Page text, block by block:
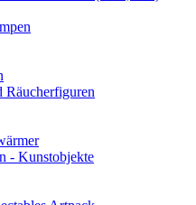
Räucherfiguren
- Kunstobjekte